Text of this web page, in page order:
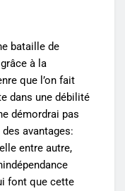
bataille de
à la
que l’on fait
dans une débilité
démordrai pas
avantages:
entre autre,
font que cette